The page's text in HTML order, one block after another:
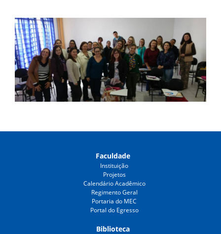
Faculdade
Instituição
Projetos
Calendário Acadêmico
Regimento Geral
Portaria do MEC
Portal do Egresso
Biblioteca